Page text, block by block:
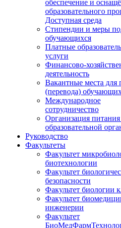
обеспечение и
образовательного
Доступная среда
Стипендии и меры
обучающихся
Платные
услуги
Финансово-
деятельность
Вакантные места для
(перевода)
Международное
сотрудничество
Организация питания
образовательной
Руководство
Факультеты
Факультет
биотехнологии
Факультет
безопасности
Факультет биологии
Факультет
инженерии
Факультет